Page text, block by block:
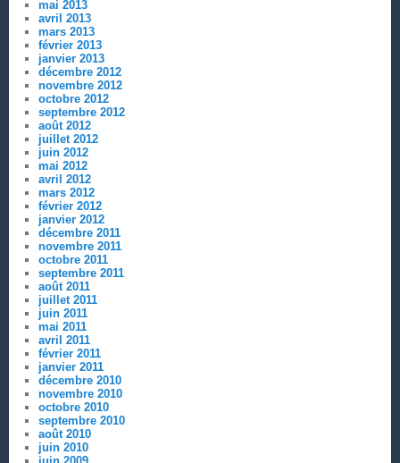
mai 2013
avril 2013
mars 2013
février 2013
janvier 2013
décembre 2012
novembre 2012
octobre 2012
septembre 2012
août 2012
juillet 2012
juin 2012
mai 2012
avril 2012
mars 2012
février 2012
janvier 2012
décembre 2011
novembre 2011
octobre 2011
septembre 2011
août 2011
juillet 2011
juin 2011
mai 2011
avril 2011
février 2011
janvier 2011
décembre 2010
novembre 2010
octobre 2010
septembre 2010
août 2010
juin 2010